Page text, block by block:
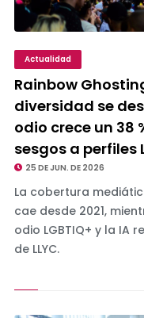
Actualidad
Rainbow
diversidad se
odio crece un 38
sesgos a perfiles
25 DE JUN. DE 2026
La cobertura
cae desde 2021,
odio LGBTIQ+ y la IA
de LLYC.